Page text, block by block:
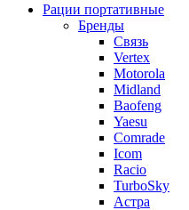
Рации портативные
Бренды
Связь
Vertex
Motorola
Midland
Baofeng
Yaesu
Comrade
Icom
Racio
TurboSky
Астра